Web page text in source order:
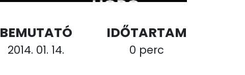
BEMUTATÓ
2014. 01. 14.
IDŐTARTAM
0 perc